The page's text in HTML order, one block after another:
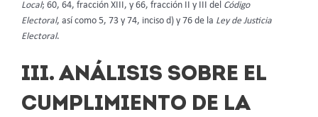
Local; 60, 64, fracción XIII, y 66, fracción II y III del Código
Electoral, así como 5, 73 y 74, inciso d) y 76 de la Ley de Justicia
Electoral.
III. ANÁLISIS SOBRE EL
CUMPLIMIENTO DE LA